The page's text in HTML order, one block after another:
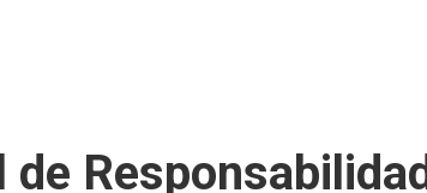
Responsabilidad